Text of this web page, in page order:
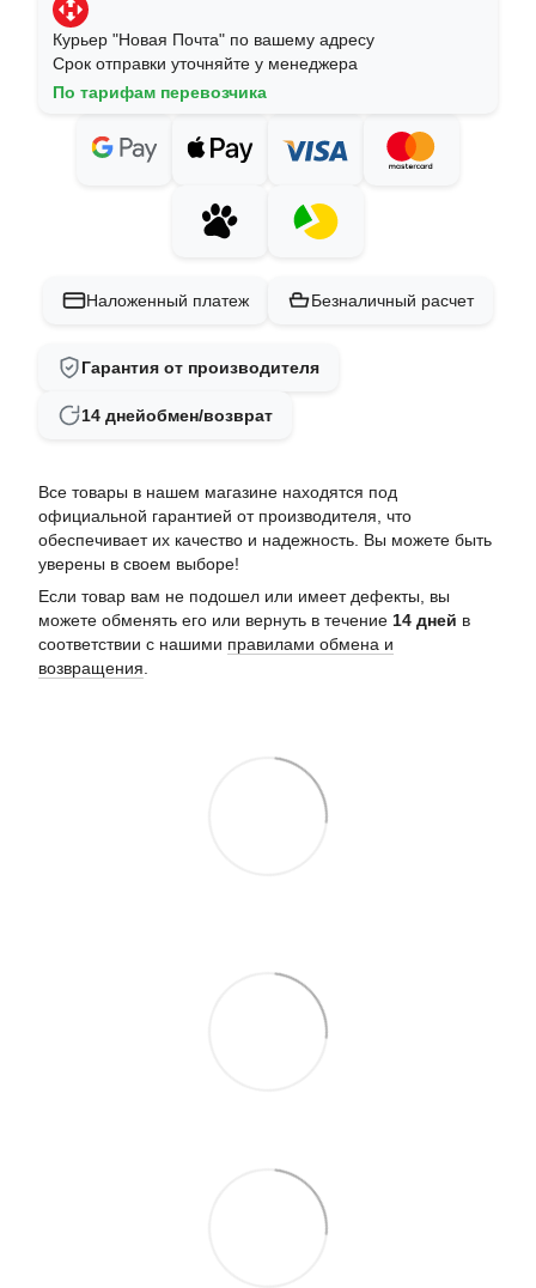
Курьер "Новая Почта" по вашему адресу
Срок отправки уточняйте у менеджера
По тарифам перевозчика
Наложенный платеж Безналичный расчет
Гарантия от производителя
14 днейобмен/возврат
Все товары в нашем магазине находятся под
официальной гарантией от производителя, что
обеспечивает их качество и надежность. Вы можете быть
уверены в своем выборе!
Если товар вам не подошел или имеет дефекты, вы
можете обменять его или вернуть в течение 14 дней в
соответствии с нашими правилами обмена и
возвращения